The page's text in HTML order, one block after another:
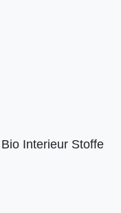
Interieur Stoffe